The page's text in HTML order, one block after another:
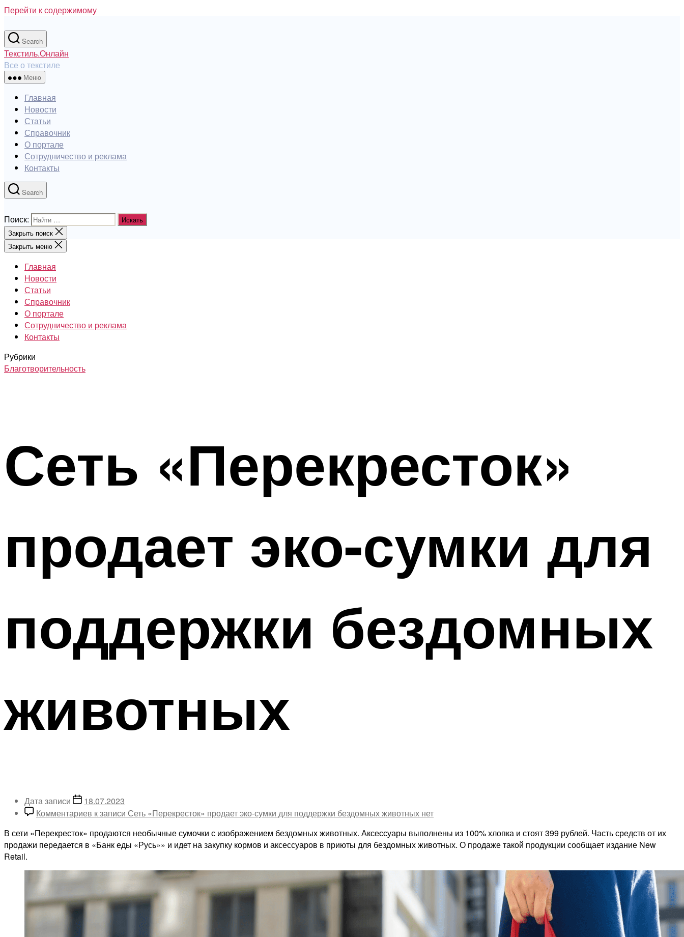
Перейти к содержимому
Search
Текстиль.Онлайн
Все о текстиле
Меню
Главная
Новости
Статьи
Справочник
О портале
Сотрудничество и реклама
Контакты
Search
Поиск:
Закрыть поиск
Закрыть меню
Главная
Новости
Статьи
Справочник
О портале
Сотрудничество и реклама
Контакты
Рубрики
Благотворительность
Сеть «Перекресток»
продает эко-сумки для
поддержки бездомных
животных
Дата записи
18.07.2023
Комментариев к записи Сеть «Перекресток» продает эко-сумки для поддержки бездомных животных нет
В сети «Перекресток» продаются необычные сумочки с изображением бездомных животных. Аксессуары выполнены из 100% хлопка и стоят 399 рублей. Часть средств от их
продажи передается в «Банк еды «Русь»» и идет на закупку кормов и аксессуаров в приюты для бездомных животных. О продаже такой продукции сообщает издание New
Retail.